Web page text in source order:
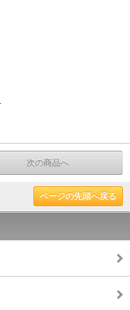
次の商品へ
ページの先頭へ戻る